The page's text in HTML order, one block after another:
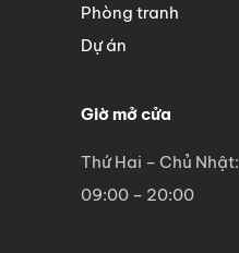
Phòng tranh
Dự án
Giờ mở cửa
Thứ Hai – Chủ Nhật:
09:00 – 20:00